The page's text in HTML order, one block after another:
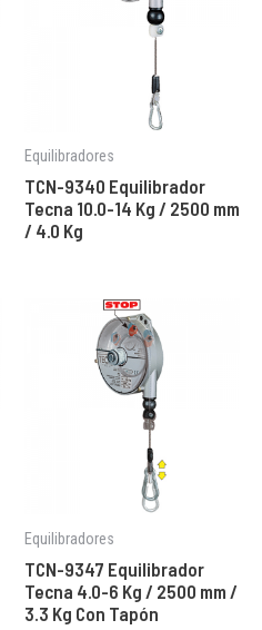
Equilibradores
TCN-9340 Equilibrador
Tecna 10.0-14 Kg / 2500 mm
/ 4.0 Kg
Equilibradores
TCN-9347 Equilibrador
Tecna 4.0-6 Kg / 2500 mm /
3.3 Kg Con Tapón